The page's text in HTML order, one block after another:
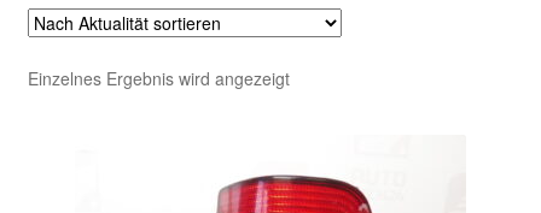
Einzelnes Ergebnis wird angezeigt